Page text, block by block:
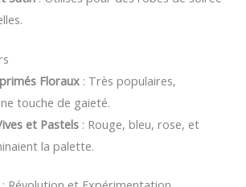
Floraux: Très populaires,
touche de gaieté.
et Pastels: Rouge, bleu, rose, et
la palette.